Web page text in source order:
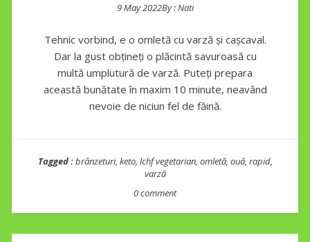
9 May 2022By :Nati
Tehnic vorbind, e o omletă cu varză și cașcaval.
Dar la gust obțineți o plăcintă savuroasă cu
multă umplutură de varză. Puteți prepara
această bunătate în maxim 10 minute, neavând
nevoie de niciun fel de făină.
Tagged :brânzeturi, keto, lchf vegetarian, omletă, ouă, rapid,
varză
0 comment